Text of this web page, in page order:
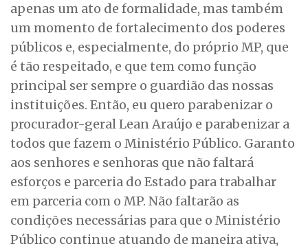
apenas um ato de formalidade, mas também
um momento de fortalecimento dos poderes
públicos e, especialmente, do próprio MP, que
é tão respeitado, e que tem como função
principal ser sempre o guardião das nossas
instituições. Então, eu quero parabenizar o
procurador-geral Lean Araújo e parabenizar a
todos que fazem o Ministério Público. Garanto
aos senhores e senhoras que não faltará
esforços e parceria do Estado para trabalhar
em parceria com o MP. Não faltarão as
condições necessárias para que o Ministério
Público continue atuando de maneira ativa,